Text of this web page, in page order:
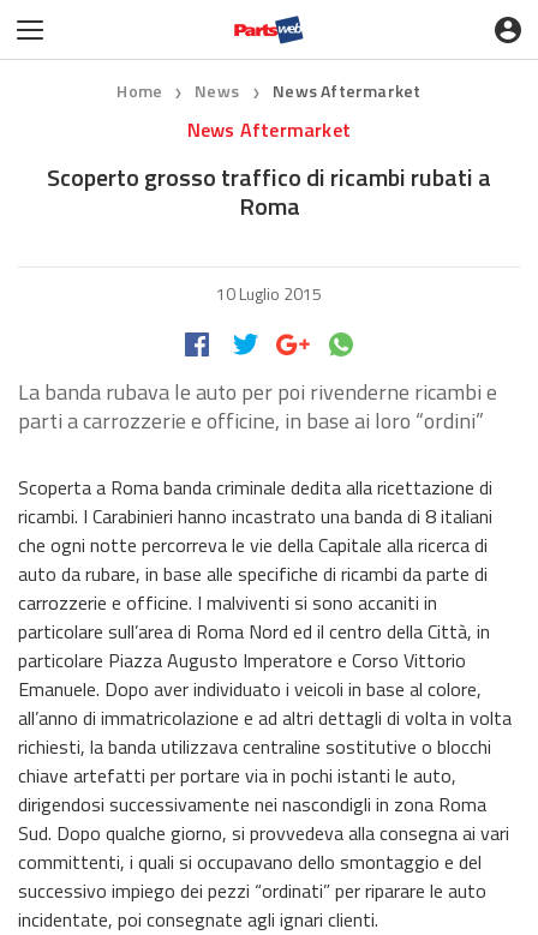
Home ❯ News ❯ News Aftermarket
News Aftermarket
Scoperto grosso traffico di ricambi rubati a
Roma
10 Luglio 2015
La banda rubava le auto per poi rivenderne ricambi e
parti a carrozzerie e officine, in base ai loro “ordini”
Scoperta a Roma banda criminale dedita alla ricettazione di
ricambi. I Carabinieri hanno incastrato una banda di 8 italiani
che ogni notte percorreva le vie della Capitale alla ricerca di
auto da rubare, in base alle specifiche di ricambi da parte di
carrozzerie e officine. I malviventi si sono accaniti in
particolare sull’area di Roma Nord ed il centro della Città, in
particolare Piazza Augusto Imperatore e Corso Vittorio
Emanuele. Dopo aver individuato i veicoli in base al colore,
all’anno di immatricolazione e ad altri dettagli di volta in volta
richiesti, la banda utilizzava centraline sostitutive o blocchi
chiave artefatti per portare via in pochi istanti le auto,
dirigendosi successivamente nei nascondigli in zona Roma
Sud. Dopo qualche giorno, si provvedeva alla consegna ai vari
committenti, i quali si occupavano dello smontaggio e del
successivo impiego dei pezzi “ordinati” per riparare le auto
incidentate, poi consegnate agli ignari clienti.